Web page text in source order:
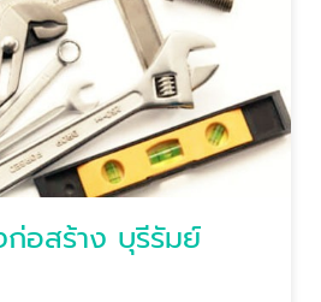
ก่อสร้าง บุรีรัมย์